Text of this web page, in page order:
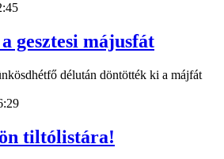
gesztesi májusfát
délután döntötték ki a májfát
tiltólistára!